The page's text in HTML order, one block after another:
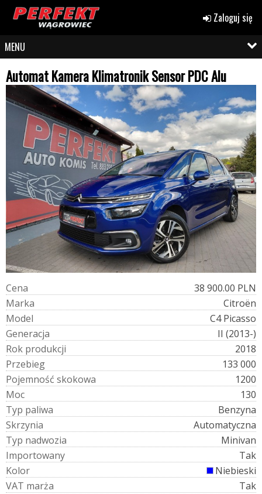
Zaloguj się
MENU
Automat Kamera Klimatronik Sensor PDC Alu
Cena
38 900.00 PLN
Marka
Citroën
Model
C4 Picasso
Generacja
II (2013-)
Rok produkcji
2018
Przebieg
133 000
Pojemność skokowa
1200
Moc
130
Typ paliwa
Benzyna
Skrzynia
Automatyczna
Typ nadwozia
Minivan
Importowany
Tak
Kolor
Niebieski
VAT marża
Tak